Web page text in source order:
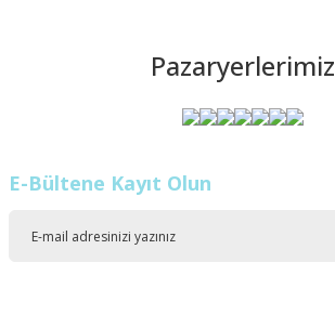
Pazaryerlerimiz
E-Bültene Kayıt Olun